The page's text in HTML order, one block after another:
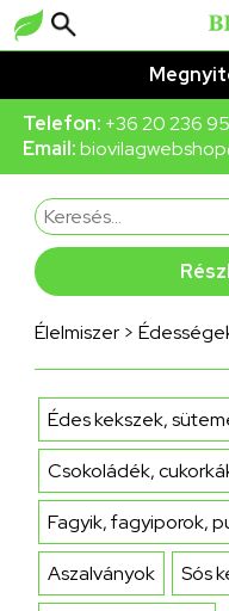
Telefon: +36 20 236
Email:
Élelmiszer>
Édes kekszek,
Csokoládék,
Fagyik, fagyiporok,
Aszalványok Sós